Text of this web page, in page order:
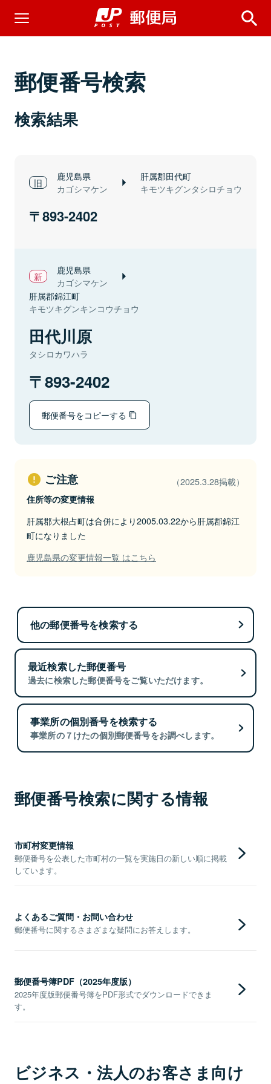
郵便番号検索
検索結果
鹿児島県
カゴシマケン
肝属郡田代町
キモツキグンタシロチョウ
893-2402
鹿児島県
カゴシマケン
肝属郡錦江町
キモツキグンキンコウチョウ
田代川原
タシロカワハラ
893-2402
郵便番号をコピーする
ご注意 （2025.3.28掲載）
住所等の変更情報
肝属郡大根占町は合併により2005.03.22から肝属郡錦江
町になりました
鹿児島県の変更情報一覧 はこちら
他の郵便番号を検索する
最近検索した郵便番号
過去に検索した郵便番号をご覧いただけます。
事業所の個別番号を検索する
事業所の７けたの個別郵便番号をお調べします。
郵便番号検索に関する情報
市町村変更情報
郵便番号を公表した市町村の一覧を実施日の新しい順に掲載
しています。
よくあるご質問・お問い合わせ
郵便番号に関するさまざまな疑問にお答えします。
郵便番号簿PDF（2025年度版）
2025年度版郵便番号簿をPDF形式でダウンロードできま
す。
ビジネス・法人のお客さま向け